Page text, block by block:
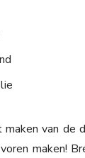
van de
maken!